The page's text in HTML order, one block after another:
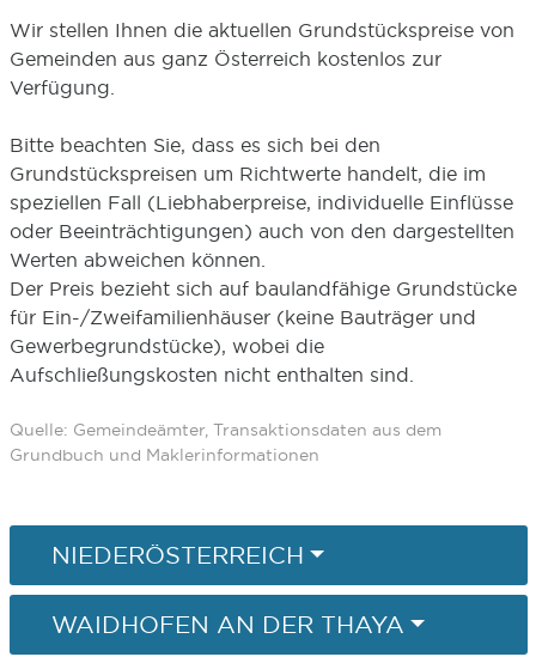
Wir stellen Ihnen die aktuellen Grundstückspreise von
Gemeinden aus ganz Österreich kostenlos zur
Verfügung.
Bitte beachten Sie, dass es sich bei den
Grundstückspreisen um Richtwerte handelt, die im
speziellen Fall (Liebhaberpreise, individuelle Einflüsse
oder Beeinträchtigungen) auch von den dargestellten
Werten abweichen können.
Der Preis bezieht sich auf baulandfähige Grundstücke
für Ein-/Zweifamilienhäuser (keine Bauträger und
Gewerbegrundstücke), wobei die
Aufschließungskosten nicht enthalten sind.
Quelle: Gemeindeämter, Transaktionsdaten aus dem
Grundbuch und Maklerinformationen
NIEDERÖSTERREICH
WAIDHOFEN AN DER THAYA